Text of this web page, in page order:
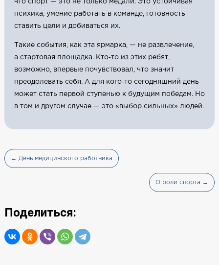
что спорт — это не только медали. Это устойчивая
психика, умение работать в команде, готовность
ставить цели и добиваться их.
Такие события, как эта ярмарка, — не развлечение,
а стартовая площадка. Кто‑то из этих ребят,
возможно, впервые почувствовал, что значит
преодолевать себя. А для кого‑то сегодняшний день
может стать первой ступенью к будущим победам. Но
в том и другом случае — это «выбор сильных» людей.
← День медицинского работника
О роли спорта →
Поделиться: